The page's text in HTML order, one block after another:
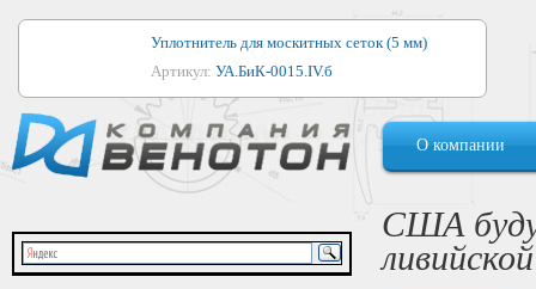
Уплотнитель для москитных сеток (5 мм)
Артикул: УА.БиК-0015.IV.б
Уплотнитель для алюминиевых окон
Артикул:1044
Уплотнитель для деревянных окон
Артикул:УМ.БиК-0062.IV.б
Уплотнитель лоджиевый для (4, 5, 6 мм)
О компании
США